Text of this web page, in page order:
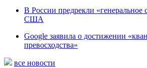
В России предрекли «генеральное
США
Google заявила о достижении
превосходства»
все новости